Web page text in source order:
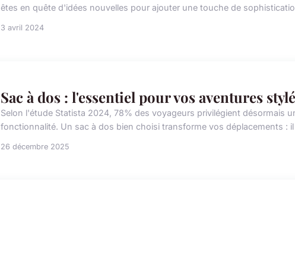
êtes en quête d'idées nouvelles pour ajouter une touche de
3 avril 2024
Sac à dos : l'essentiel pour vos aventures
Selon l'étude Statista 2024, 78% des voyageurs privilégient désormais
fonctionnalité. Un sac à dos bien choisi transforme vos déplacements :
26 décembre 2025